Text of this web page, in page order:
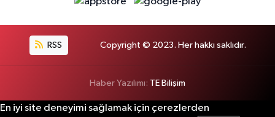
RSS Copyright © 2023. Her hakkı saklıdır.
Haber Yazılımı: TE Bilişim
En iyi site deneyimi sağlamak için çerezlerden